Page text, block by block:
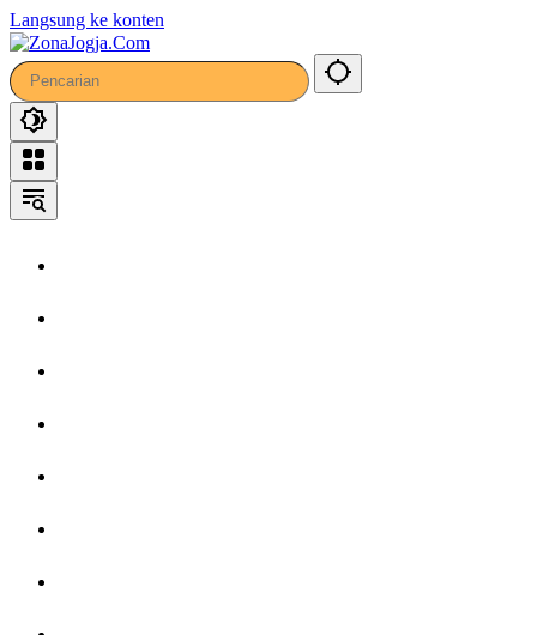
Langsung ke konten